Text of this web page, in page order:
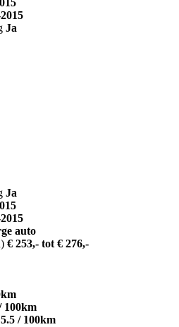
Ja
Ja
auto
€ 253,- tot € 276,-
100km
5.5 / 100km